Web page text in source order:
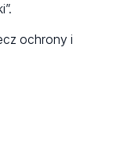
ochrony i